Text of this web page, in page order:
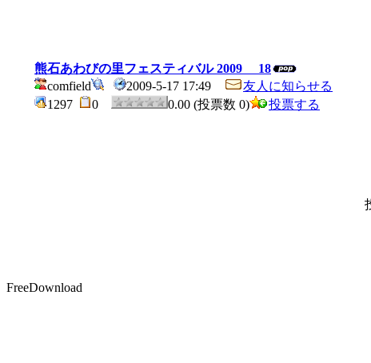
熊石あわびの里フェスティバル 2009 18
comfield
2009-5-17 17:49
友人に知らせる
1297
0 0.00 (投票数 0) 投票する
FreeDownload